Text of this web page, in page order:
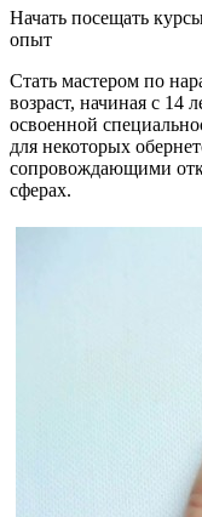
Начать посещать
опыт
Стать мастером по
возраст, начиная с 14
освоенной
для некоторых
сопровождающими
сферах.